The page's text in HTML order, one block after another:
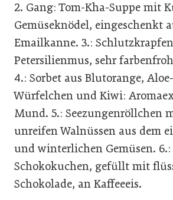
2. Gang: Tom-Kha-Suppe mit
Gemüseknödel, eingeschenkt
Emailkanne. 3.:
Petersilienmus, sehr
4.: Sorbet aus Blutorange,
Würfelchen und Kiwi:
Mund. 5.: Seezungenröllchen
unreifen Walnüssen aus dem
und winterlichen Gemüsen. 6.:
Schokokuchen, gefüllt mit
Schokolade, an Kaffeeeis.